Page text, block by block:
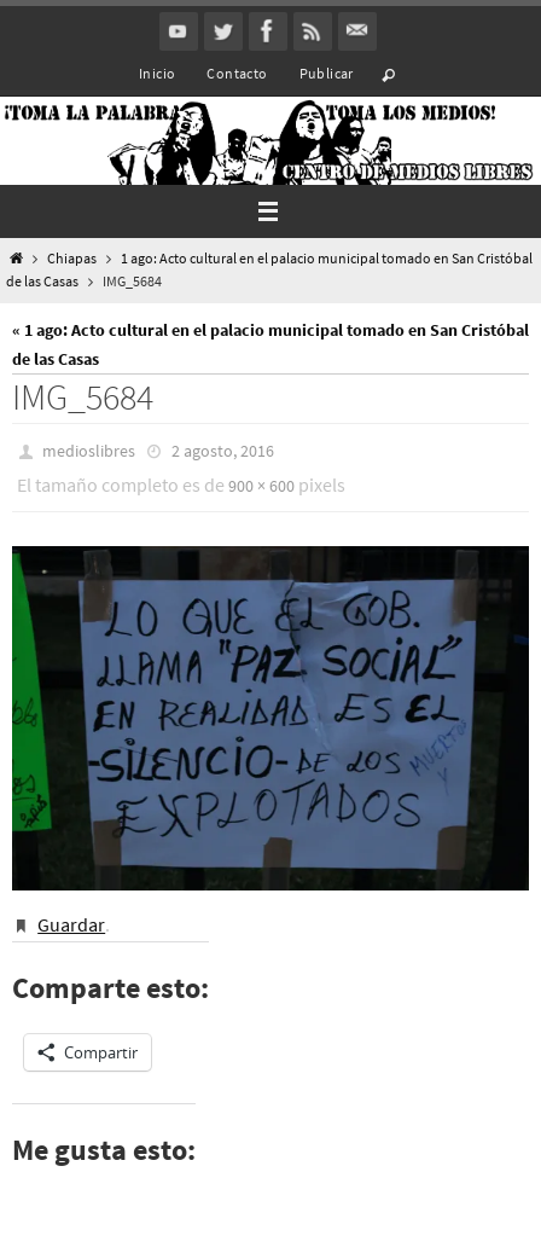
Inicio Contacto Publicar
InicioChiapas
1 ago: Acto cultural en el palacio municipal tomado en San Cristóbal
de las Casas
IMG_5684
« 1 ago: Acto cultural en el palacio municipal tomado en San Cristóbal
de las Casas
IMG_5684
medioslibres 2 agosto, 2016
El tamaño completo es de 900 × 600 pixels
Guardar.
Comparte esto:
Compartir
Me gusta esto: